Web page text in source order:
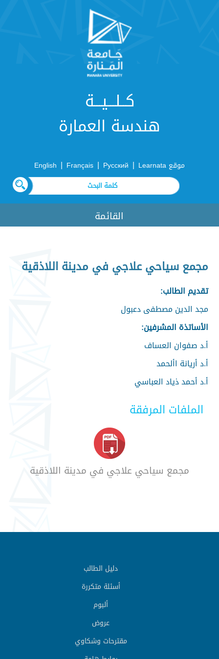
كــلـــيـــة
هندسة العمارة
موقع Learnata |
Русский
|
Français
|
English
القائمة
مجمع سياحي علاجي في مدينة اللاذقية
تقديم الطالب:
مجد الدين مصطفى دعبول
الأساتذة المشرفين:
أ.د صفوان العساف
أ.د أريانة األحمد
أ.د أحمد ذياد العباسي
الملفات المرفقة
مجمع سياحي علاجي في مدينة اللاذقية
دليل الطالب
أسئلة متكررة
ألبوم
عروض
مقترحات وشكاوي